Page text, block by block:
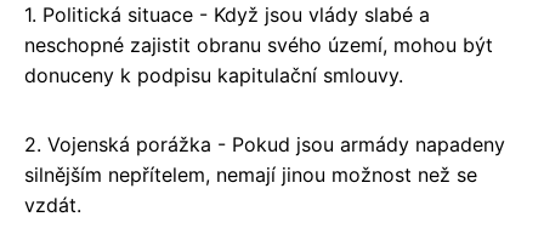
1. Politická situace - Když jsou vlády slabé a
neschopné zajistit obranu svého území, mohou být
donuceny k podpisu kapitulační smlouvy.
2. Vojenská porážka - Pokud jsou armády napadeny
silnějším nepřítelem, nemají jinou možnost než se
vzdát.